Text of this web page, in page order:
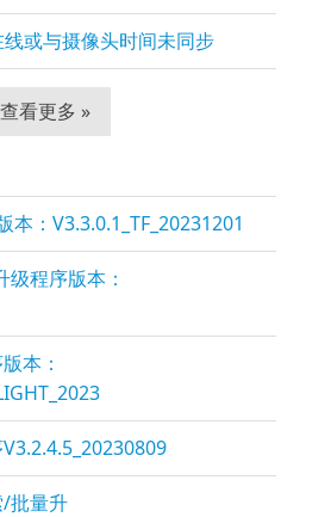
或与摄像头时间未同步
查看更多 »
本：V3.3.0.1_TF_20231201
程序版本：
本：
批量升